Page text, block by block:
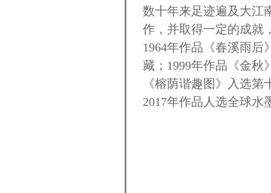
数十年来足迹遍及大江
作，并取得一定的成就
1964年作品《春溪雨
藏；1999年作品《金秋
《榕荫谐趣图》入选第
2017年作品人选全球水